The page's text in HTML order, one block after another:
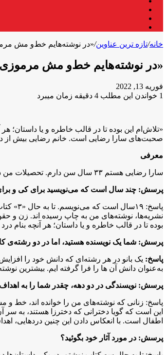
خانه/تازه ترین عناوین/«در نوشته‌‌هایم خط‌و مش
«در نوشته‌‌هایم خط‌و مش مرموزی
فوریه 13, 2022
1 خواندن این مطلب 4 دقیقه زمان میبرد
«تلاش‌ام این بوده تا در قالب خاطره و یا داستان؛
صحبت‌های سارا رضایی است. خانم رضایی بیش از دو
معرفی
سارا رضایی هستم ۳۳ سال سن دارم. تحصیلات من در دو رشته‌ی حقوق و نسایی ولادی است. دانشکده‌ی حقوق را در شهر هرات به پایان رساندم و رشته‌ی نسایی ولادی را در شهر اصفهان – ایران فراگرفتم.
پرسش: چند سال است که می‌نویسید برای کی و
پاسخ:
نشریه‌ها، نوشته‌های من به چاپ رسیده اند. زن و
بوده تا در قالب خاطره و یا داستان؛ هر آنچه
پرسش: شما یک نویسنده هستید، اما در دو رشته‌ی
پاسخ: یک بانو در هر رشته‌ای که دانش خود را
به‌عنوان دانش آن ها را فرا گرفته ایم.
پرسش: نویسندگی در دو دهه، چقدر شما را به
پاسخ: زنانی که نوشته‌های من را خوانده اند، خط
این است که گویا دخترانی که دخترزا هستند، به
اطفال است. با انعکاس دادن این چنین دردهایی،
پرسش: در مورد آثار خود بگوئید؟